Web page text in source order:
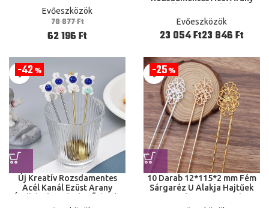
Evőeszközök
78 877Ft
62 196Ft
Otthoni Étterem Desszert
Evőeszközök
Ft Ft
42%
Új Kreatív Rozsdamentes
Acél Kanál Ezüst Arany
25%
10 Darab 12*115*2 mm Fém
Sárgaréz U Alakja Hajtűek